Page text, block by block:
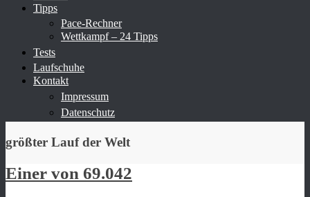
Tipps
Pace-Rechner
Wettkampf – 24 Tipps
Tests
Laufschuhe
Kontakt
Impressum
Datenschutz
größter Lauf der Welt
Einer von 69.042